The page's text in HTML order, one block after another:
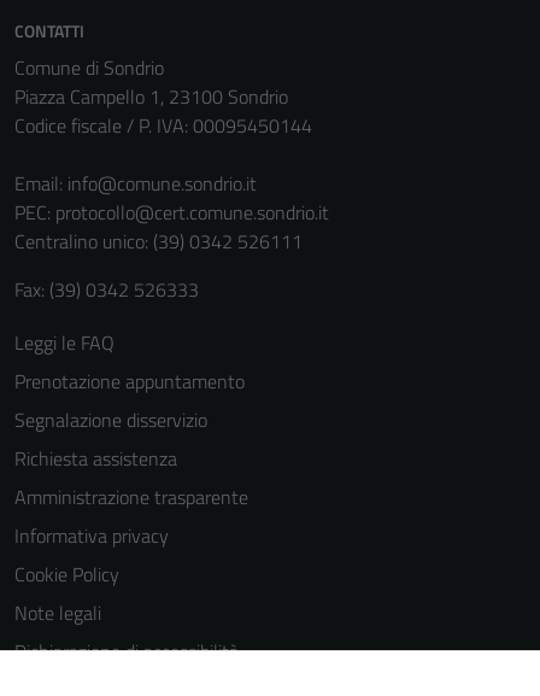
CONTATTI
Comune di Sondrio
Piazza Campello 1, 23100 Sondrio
Codice fiscale / P. IVA: 00095450144
Email: info@comune.sondrio.it
PEC: protocollo@cert.comune.sondrio.it
Centralino unico: (39) 0342 526111
Fax: (39) 0342 526333
Leggi le FAQ
Prenotazione appuntamento
Segnalazione disservizio
Richiesta assistenza
Amministrazione trasparente
Informativa privacy
Cookie Policy
Note legali
Dichiarazione di accessibilità
non raccolgono